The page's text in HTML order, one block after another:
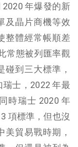
年爆發的新
及晶片商機等效
整體經常帳順差
常態被列匯率觀
到三大標準，
士，2022 年最
時瑞士 2020 年
項標準，但也沒
貿易戰時期，